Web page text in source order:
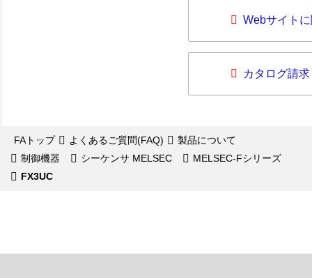
Webサイト
カタログ請求
FAトップ よくあるご質問(FAQ)
製品について
制御機器
シーケンサ MELSEC
MELSEC-Fシリーズ
FX3UC